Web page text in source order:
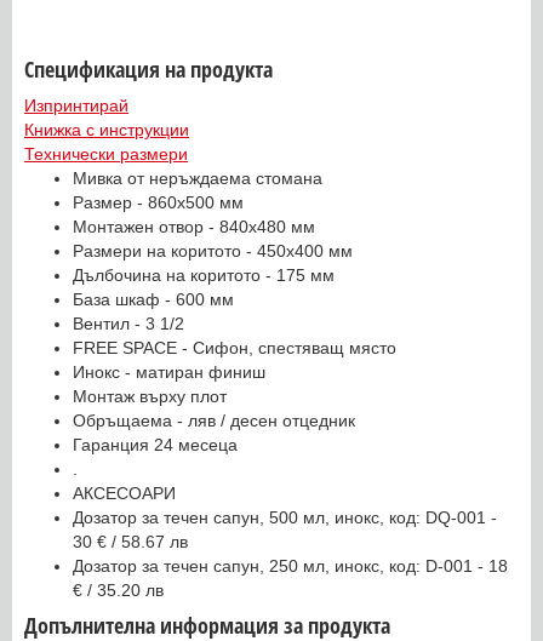
Спецификация на продукта
Изпринтирай
Книжка с инструкции
Технически размери
Мивка от неръждаема стомана
Размер - 860x500 мм
Монтажен отвор - 840x480 мм
Размери на коритото - 450x400 мм
Дълбочина на коритото - 175 мм
База шкаф - 600 мм
Вентил - 3 1/2
FREE SPACE - Сифон, спестяващ място
Инокс - матиран финиш
Монтаж върху плот
Обръщаема - ляв / десен отцедник
Гаранция 24 месеца
АКСЕСОАРИ
Дозатор за течен сапун, 500 мл, инокс, код: DQ-001 -
30 € / 58.67 лв
Дозатор за течен сапун, 250 мл, инокс, код: D-001 - 18
€ / 35.20 лв
Допълнителна информация за продукта